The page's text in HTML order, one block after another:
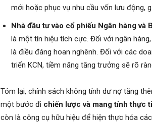
mới hoặc phục vụ nhu cầu vốn lưu động,
Nhà đầu tư vào cổ phiếu Ngân hàng
là một tín hiệu tích cực. Đối với ngân
là điều đáng hoan nghênh. Đối với các
triển KCN, tiềm năng tăng trưởng sẽ rõ
Tóm lại, chính sách không tính dư nợ tăng
một bước đi chiến lược và mang tính thực
còn là công cụ hữu hiệu để hiện thực hóa